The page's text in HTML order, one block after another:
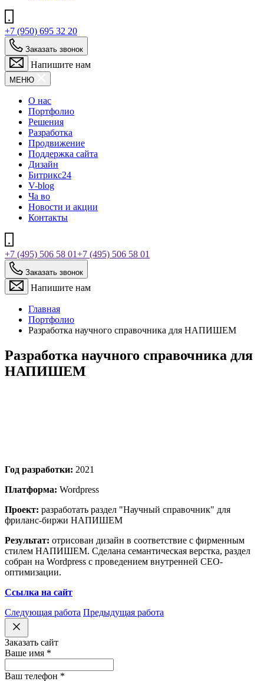
+7 (950) 695 32 20
Заказать звонок
Напишите нам
МЕНЮ
О нас
Портфолио
Решения
Разработка
Продвижение
Поддержка сайта
Дизайн
Битрикс24
V-blog
Ча во
Новости и акции
Контакты
+7 (495) 506 58 01+7 (495) 506 58 01
Заказать звонок
Напишите нам
Главная
Портфолио
Разработка научного справочника для НАПИШЕМ
Разработка научного справочника для
НАПИШЕМ
Год разработки: 2021
Платформа: Wordpress
Проект: разработать раздел "Научный справочник" для
фриланс-биржи НАПИШЕМ
Результат: отрисован дизайн в соответствие с фирменным
стилем НАПИШЕМ. Сделана семантическая верстка, раздел
собран на Wordpress с проведением внутренней СЕО-
оптимизации.
Ссылка на сайт
Следующая работа Предыдущая работа
Заказать сайт
Ваше имя *
Ваш телефон *